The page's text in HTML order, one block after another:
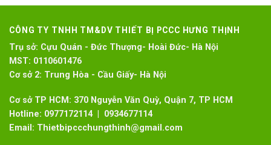
CÔNG TY TNHH TM&DV THIẾT BỊ PCCC HƯNG THỊNH
Trụ sở: Cựu Quán - Đức Thượng- Hoài Đức- Hà Nội
MST: 0110601476
Cơ sở 2: Trung Hòa - Cầu Giấy- Hà Nội
Cơ sở TP HCM: 370 Nguyễn Văn Quỳ, Quận 7, TP HCM
Hotline: 0977172114 | 0934677114
Email: Thietbipccchungthinh@gmail.com